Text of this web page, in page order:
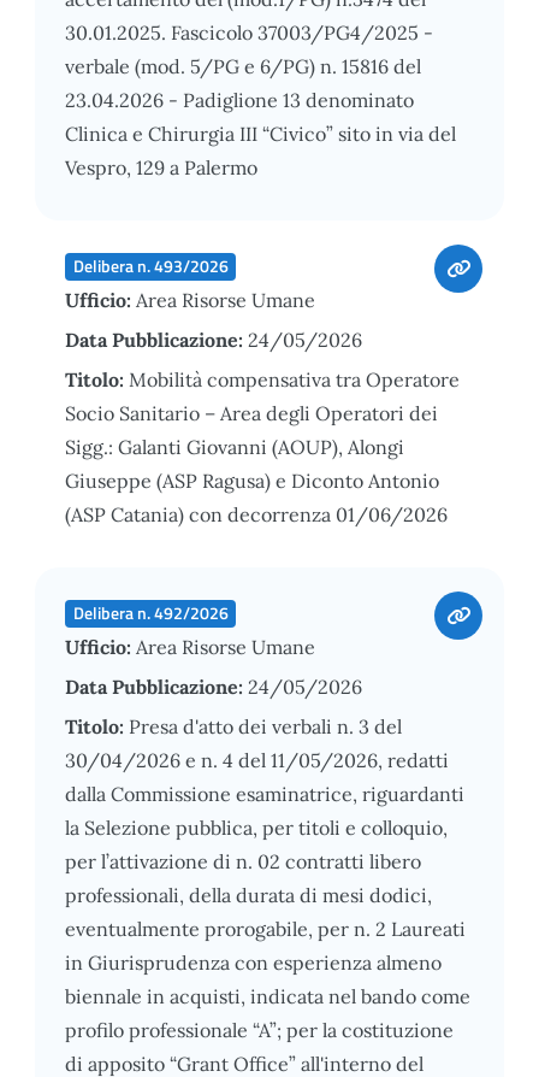
30.01.2025. Fascicolo 37003/PG4/2025 -
verbale (mod. 5/PG e 6/PG) n. 15816 del
23.04.2026 - Padiglione 13 denominato
Clinica e Chirurgia III “Civico” sito in via del
Vespro, 129 a Palermo
Delibera n. 493/2026
Ufficio: Area Risorse Umane
Data Pubblicazione: 24/05/2026
Titolo: Mobilità compensativa tra Operatore
Socio Sanitario – Area degli Operatori dei
Sigg.: Galanti Giovanni (AOUP), Alongi
Giuseppe (ASP Ragusa) e Diconto Antonio
(ASP Catania) con decorrenza 01/06/2026
Delibera n. 492/2026
Ufficio: Area Risorse Umane
Data Pubblicazione: 24/05/2026
Titolo: Presa d'atto dei verbali n. 3 del
30/04/2026 e n. 4 del 11/05/2026, redatti
dalla Commissione esaminatrice, riguardanti
la Selezione pubblica, per titoli e colloquio,
per l’attivazione di n. 02 contratti libero
professionali, della durata di mesi dodici,
eventualmente prorogabile, per n. 2 Laureati
in Giurisprudenza con esperienza almeno
biennale in acquisti, indicata nel bando come
profilo professionale “A”; per la costituzione
di apposito “Grant Office” all'interno del